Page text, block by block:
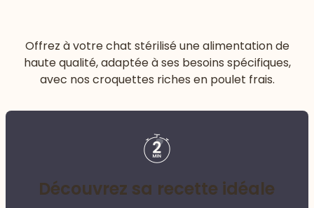
Offrez à votre chat stérilisé une alimentation de
haute qualité, adaptée à ses besoins spécifiques,
avec nos croquettes riches en poulet frais.
Découvrez sa recette idéale